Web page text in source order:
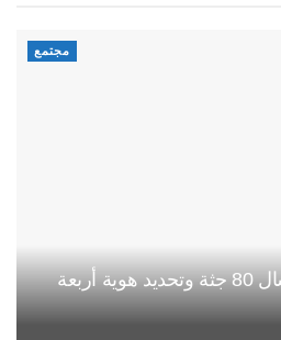
مجتمع
سلطات سبتة تعلن انتشال 80 جثة وتحديد هوية أربعة